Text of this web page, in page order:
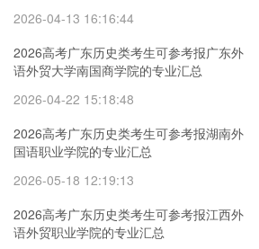
2026-04-13 16:16:44
2026高考广东历史类考生可参考报广东外
语外贸大学南国商学院的专业汇总
2026-04-22 15:18:48
2026高考广东历史类考生可参考报湖南外
国语职业学院的专业汇总
2026-05-18 12:19:13
2026高考广东历史类考生可参考报江西外
语外贸职业学院的专业汇总